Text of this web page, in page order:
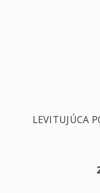
LEVITUJÚCA